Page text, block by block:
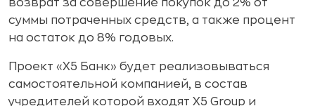
возврат за совершение покупок до 2% от
суммы потраченных средств, а также процент
на остаток до 8% годовых.
Проект «X5 Банк» будет реализовываться
самостоятельной компанией, в состав
учредителей которой входят X5 Group и